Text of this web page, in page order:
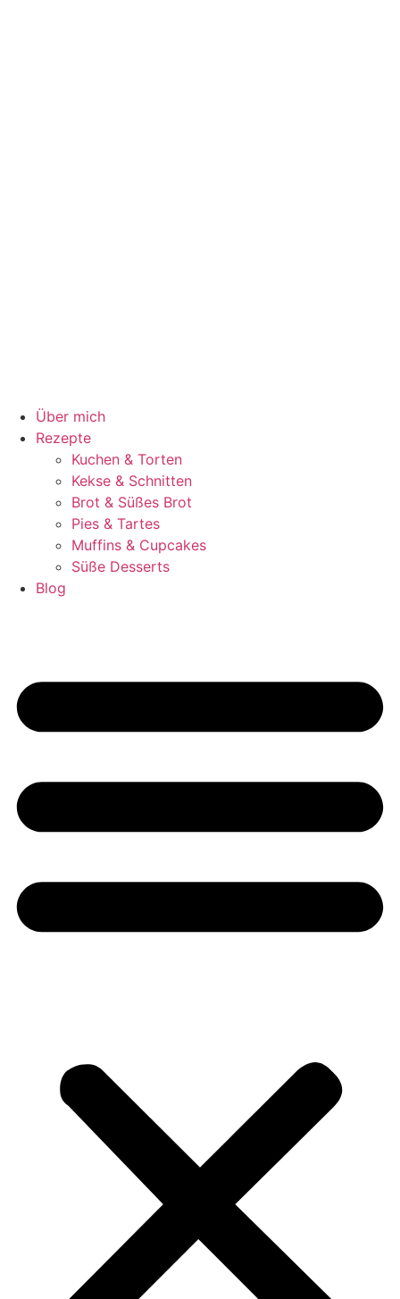
Über mich
Rezepte
Kuchen & Torten
Kekse & Schnitten
Brot & Süßes Brot
Pies & Tartes
Muffins & Cupcakes
Süße Desserts
Blog